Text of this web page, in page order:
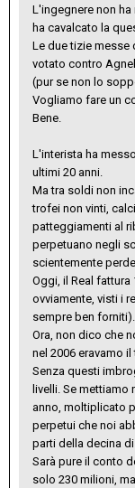
L'ingegnere non
ha cavalcato la
Le due tizie messe
votato contro
(pur se non lo
Vogliamo fare un
Bene.
L'interista ha
ultimi 20 anni.
Ma tra soldi non
trofei non vinti,
patteggiamenti al
perpetuano negli
scientemente
Oggi, il Real fattura
ovviamente, visti i
sempre ben forniti).
Ora, non dico che
nel 2006 eravamo
Senza questi
livelli. Se
anno, moltiplicato
perpetui che noi
parti della decina
Sarà pure il conto
solo 230 milioni,